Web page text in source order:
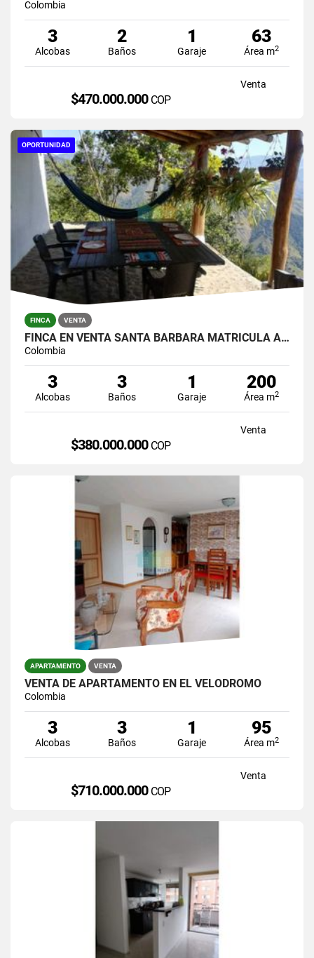
Colombia
3
Alcobas
2
Baños
1
Garaje
63
Área m2
Venta
$470.000.000 COP
OPORTUNIDAD
FINCA VENTA
FINCA EN VENTA SANTA BARBARA MATRICULA AL 100%
Colombia
3
Alcobas
3
Baños
1
Garaje
200
Área m2
Venta
$380.000.000 COP
APARTAMENTO VENTA
VENTA DE APARTAMENTO EN EL VELODROMO
Colombia
3
Alcobas
3
Baños
1
Garaje
95
Área m2
Venta
$710.000.000 COP